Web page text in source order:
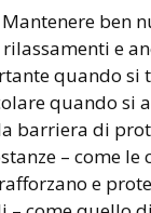
Mantenere ben
e
quando si
quando si
barriera di
– come
e